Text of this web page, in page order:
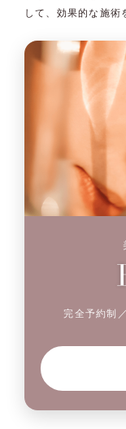
して、効果的な施術
完全予約制